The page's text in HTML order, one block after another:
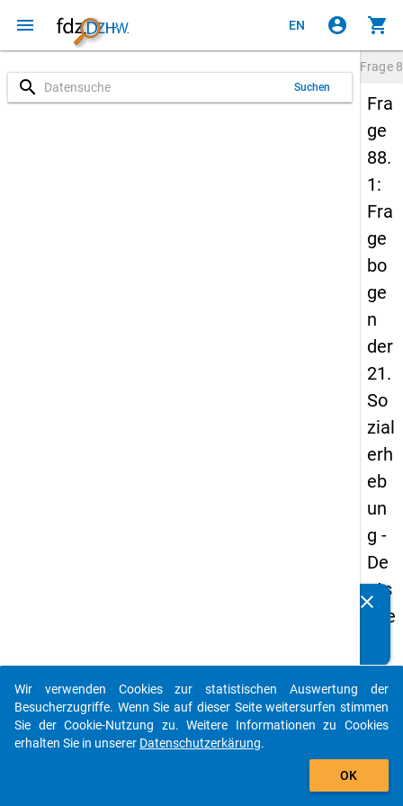
menu EN account_circle shopping_cart
search Suchen
Frage
Fra
ge
88.
1:
Fra
ge
bo
ge
n
der
21.
So
zial
erh
eb
un
g -
De
uts
che
d
Bil
du
clear
auto_stories
add_shopping_cart
Wir verwenden Cookies zur statistischen Auswertung der
Besucherzugriffe. Wenn Sie auf dieser Seite weitersurfen stimmen
Sie der Cookie-Nutzung zu. Weitere Informationen zu Cookies
erhalten Sie in unserer Datenschutzerkärung.
OK